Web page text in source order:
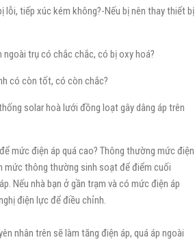
lỗi, tiếp xúc kém không?-Nếu bị nên thay thiết bị
trụ có chắc chắc, có bị oxy hoá?
có còn tốt, có còn chắc?
solar hoà lưới đồng loạt gây dâng áp trên
mức điện áp quá cao? Thông thường mức điện
mức thông thường sinh soạt để điểm cuối
Nếu nhà bạn ở gần trạm và có mức điện áp
điện lực để điều chỉnh.
nhân trên sẽ làm tăng điện áp, quá áp ngoài